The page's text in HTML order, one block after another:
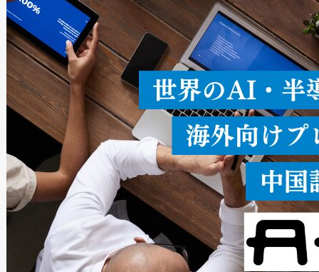
ることなく、単一のデバイス
うにします。遠距離まで届く
密度なスキャ […]